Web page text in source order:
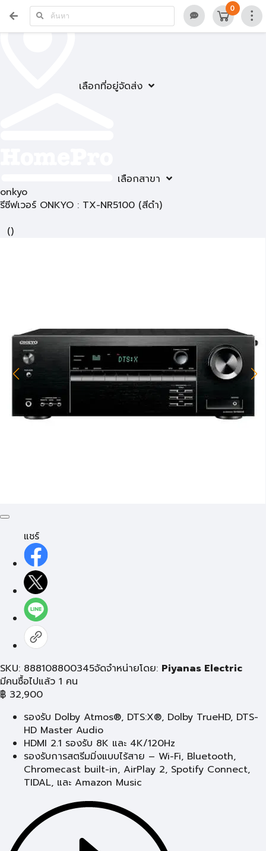
เลือกที่อยู่จัดส่ง
เลือกสาขา
0
onkyo
รีซีฟเวอร์ ONKYO : TX-NR5100 (สีดำ)
()
แชร์
SKU: 888108800345จัดจำหน่ายโดย: Piyanas Electric
มีคนซื้อไปแล้ว 1 คน
฿ 32,900
รองรับ Dolby Atmos®, DTS:X®, Dolby TrueHD, DTS-
HD Master Audio
HDMI 2.1 รองรับ 8K และ 4K/120Hz
รองรับการสตรีมมิ่งแบบไร้สาย – Wi-Fi, Bluetooth,
Chromecast built-in, AirPlay 2, Spotify Connect,
TIDAL, และ Amazon Music